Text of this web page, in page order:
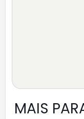
MAIS